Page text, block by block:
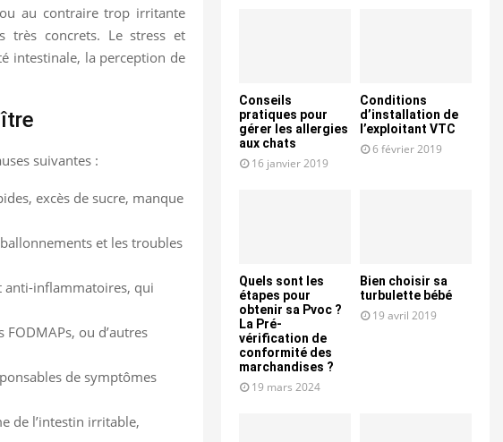
au contraire trop irritante
très concrets. Le stress et
intestinale, la perception de
suivantes :
excès de sucre, manque
et les troubles
anti-inflammatoires, qui
ou d’autres
de symptômes
de l’intestin irritable,
Conseils
pratiques pour
gérer les allergies
aux chats
16 janvier 2019
Conditions
d’installation de
l’exploitant VTC
6 février 2019
Quels sont les
étapes pour
obtenir sa Pvoc ?
La Pré-
vérification de
conformité des
marchandises ?
19 mars 2024
Bien choisir sa
turbulette bébé
19 avril 2019